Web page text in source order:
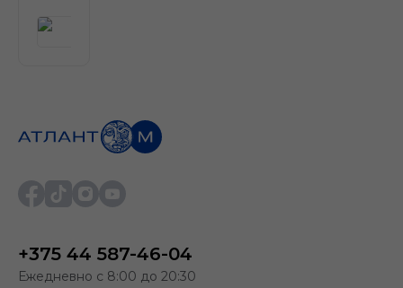
+375 44 587-46-04
Ежедневно с 8:00 до 20:30